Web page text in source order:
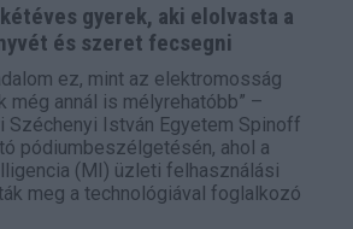
gyerek, aki elolvasta a
és szeret fecsegni
ez, mint az elektromosság
még annál is mélyrehatóbb” –
Széchenyi István Egyetem Spinoff
pódiumbeszélgetésén, ahol a
(MI) üzleti felhasználási
meg a technológiával foglalkozó